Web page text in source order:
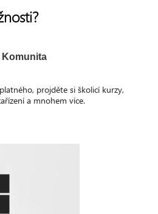
Komunita
projděte si školicí kurzy,
a mnohem více.